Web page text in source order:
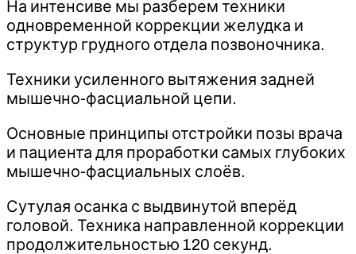
На интенсиве мы разберем техники
одновременной коррекции желудка и
структур грудного отдела позвоночника.
Техники усиленного вытяжения задней
мышечно-фасциальной цепи.
Основные принципы отстройки позы врача
и пациента для проработки самых глубоких
мышечно-фасциальных слоёв.
Сутулая осанка с выдвинутой вперёд
головой. Техника направленной коррекции
продолжительностью 120 секунд.